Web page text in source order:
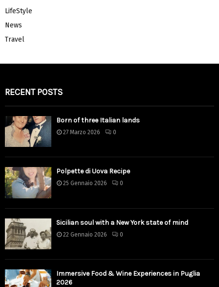
LifeStyle
News
Travel
RECENT POSTS
Born of three Italian lands
27 Marzo 2026 0
Polpette di Uova Recipe
25 Gennaio 2026 0
Sicilian soul with a New York state of mind
22 Gennaio 2026 0
Immersive Food & Wine Experiences in Puglia
2026